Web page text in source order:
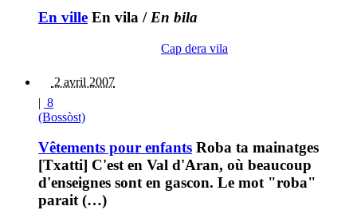
En ville En vila / En bila
Cap dera vila
2 avril 2007
| 8
(Bossòst)
Vêtements pour enfants Roba ta mainatges
[Txatti] C'est en Val d'Aran, où beaucoup
d'enseignes sont en gascon. Le mot "roba"
parait (…)